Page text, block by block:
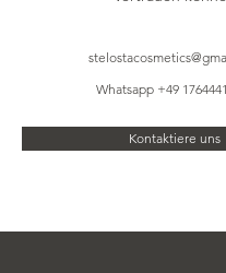
Whatsapp +49
Kontaktiere uns